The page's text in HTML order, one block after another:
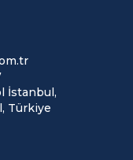
İstanbul,
Türkiye